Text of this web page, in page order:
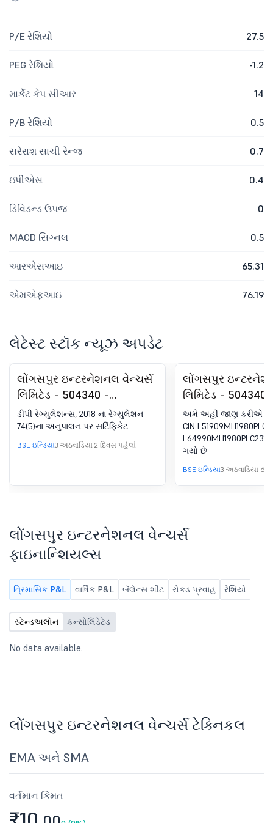
P/E રેશિયો 27.5
PEG રેશિયો -1.2
માર્કેટ કેપ સીઆર 14
P/B રેશિયો 0.5
સરેરાશ સાચી રેન્જ 0.7
ઇપીએસ 0.4
ડિવિડન્ડ ઉપજ 0
MACD સિગ્નલ 0.5
આરએસઆઇ 65.31
એમએફઆઇ 76.19
લેટેસ્ટ સ્ટૉક ન્યૂઝ અપડેટ
લોંગસપુર ઇન્ટરનેશનલ વેન્ચર્સ
લિમિટેડ - 504340 -
રજિસ્ટ્રેશન હેઠળ અનુપાલન-
સર્ટિફિકેટ. SEBI (DP)
રેગ્યુલેશન્સ, 2018 ના 74 (5)
ડીપી રેગ્યુલેશન્સ, 2018 ના રેગ્યુલેશન
74(5)ના અનુપાલન પર સર્ટિફિકેટ
BSE ઇન્ડિયા3 અઠવાડિયા 2 દિવસ પહેલાં
લોંગસપુર
લિમિટેડ - 504340
કોર્પોરેટ ઓળખ
અપડેટ સંબંધિત
અમે અહીં જાણ કરીએ
CIN
ગયો છે
BSE ઇન્ડિયા3 અઠવાડિયા 6
લોંગસપુર ઇન્ટરનેશનલ વેન્ચર્સ
ફાઇનાન્શિયલ્સ
ત્રિમાસિક P&L વાર્ષિક P&L બૅલેન્સ શીટ રોકડ પ્રવાહ રેશિયો
સ્ટેન્ડઅલોન કન્સોલિડેટેડ
No data available.
લોંગસપુર ઇન્ટરનેશનલ વેન્ચર્સ ટેક્નિકલ
EMA અને SMA
વર્તમાન કિંમત